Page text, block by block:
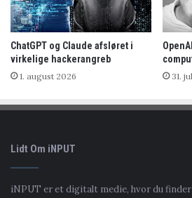
ChatGPT og Claude afsløret i
virkelige hackerangreb
1. august 2026 31.
Lidt Om iNPUT
iNPUT er et digitalt medie, hvor du